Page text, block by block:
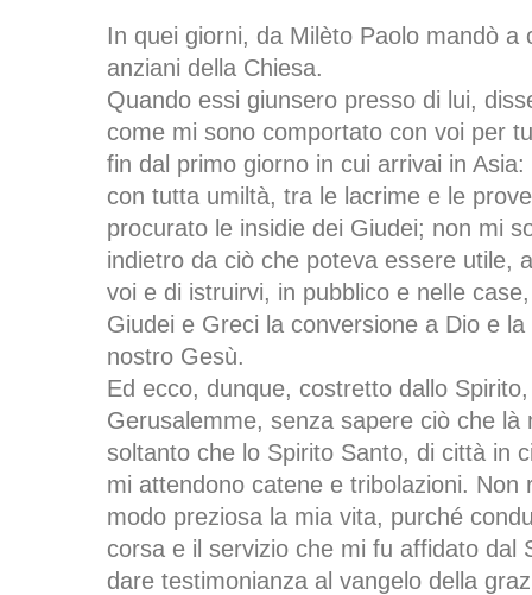
In quei giorni, da Milèto Paolo mandò a
anziani della Chiesa.
Quando essi giunsero presso di lui,
come mi sono comportato con voi per
fin dal primo giorno in cui arrivai in
con tutta umiltà, tra le lacrime e le
procurato le insidie dei Giudei; non mi
indietro da ciò che poteva essere utile,
voi e di istruirvi, in pubblico e nelle
Giudei e Greci la conversione a Dio e
nostro Gesù.
Ed ecco, dunque, costretto dallo
Gerusalemme, senza sapere ciò che là
soltanto che lo Spirito Santo, di città in
mi attendono catene e tribolazioni. Non
modo preziosa la mia vita, purché
corsa e il servizio che mi fu affidato dal
dare testimonianza al vangelo della